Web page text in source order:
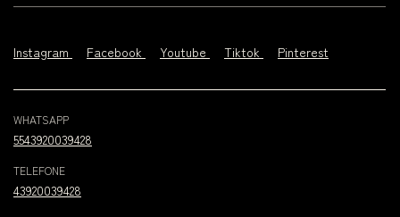
Instagram Facebook Youtube Tiktok Pinterest
WHATSAPP
5543920039428
TELEFONE
43920039428